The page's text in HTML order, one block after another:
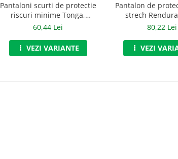
Pantaloni scurti de protectie
riscuri minime Tonga,
Renania, art.4B21 (90864)
60,44 Lei
VEZI VARIANTE
Pantalon de
strech
Renania, art.
80,22 Lei
VEZI